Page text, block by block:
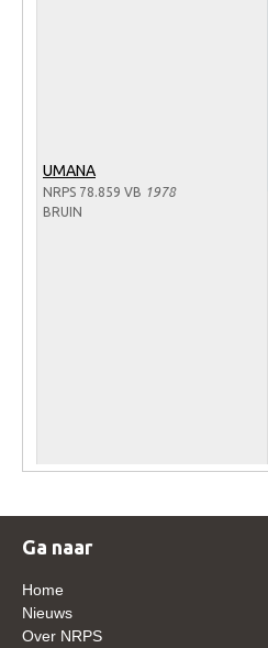
Onze fokkerij
Röntgenonderzoek
Dekhengsten
UMANA
NRPS 78.859 VB 1978
BRUIN
Ga naar
Home
Nieuws
Over NRPS